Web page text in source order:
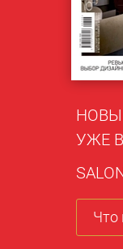
УЖЕ
Что